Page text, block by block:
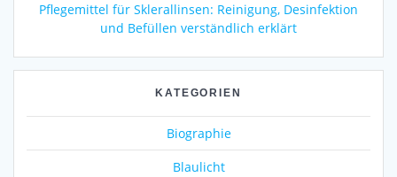
Pflegemittel für Sklerallinsen: Reinigung, Desinfektion
und Befüllen verständlich erklärt
KATEGORIEN
Biographie
Blaulicht